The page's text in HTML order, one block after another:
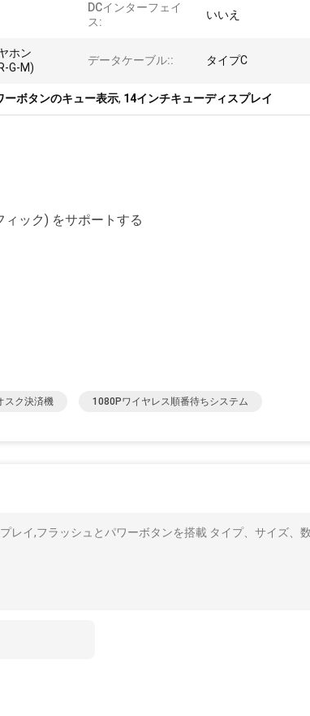
DCインターフェイ
ス:
いいえ
ホン
G-M)
データケーブル:: タイプC
ーボタンのキュー表示, 14インチキューディスプレイ
ック) をサポートする
スク決済機 1080Pワイヤレス順番待ちシステム
レイ,フラッシュとパワーボタンを搭載 タイプ、サイズ、